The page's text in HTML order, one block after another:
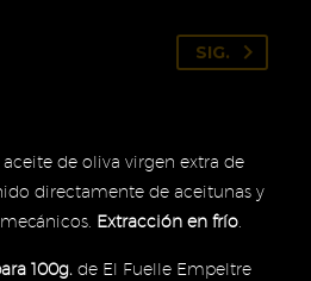
SIG.
de oliva virgen extra de
directamente de aceitunas y
Extracción en frío
100g. de El Fuelle Empeltre